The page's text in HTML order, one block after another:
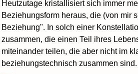
Heutzutage kristallisiert sich immer
Beziehungsform heraus, die (von mir
Beziehung". In solch einer
zusammen, die einen Teil ihres
miteinander teilen, die aber nicht im
beziehungstechnisch zusammen sind.